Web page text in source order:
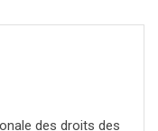
des droits des